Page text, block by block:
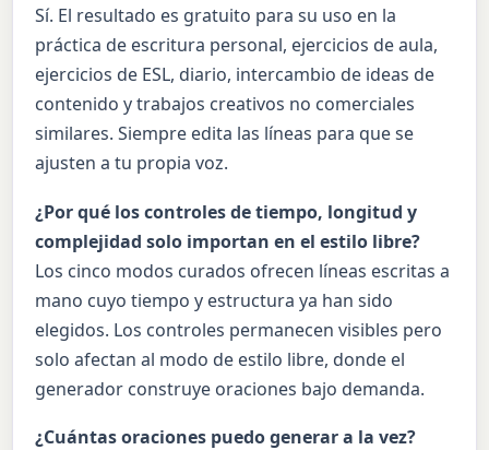
Sí. El resultado es gratuito para su uso en la
práctica de escritura personal, ejercicios de aula,
ejercicios de ESL, diario, intercambio de ideas de
contenido y trabajos creativos no comerciales
similares. Siempre edita las líneas para que se
ajusten a tu propia voz.
¿Por qué los controles de tiempo, longitud y
complejidad solo importan en el estilo libre?
Los cinco modos curados ofrecen líneas escritas a
mano cuyo tiempo y estructura ya han sido
elegidos. Los controles permanecen visibles pero
solo afectan al modo de estilo libre, donde el
generador construye oraciones bajo demanda.
¿Cuántas oraciones puedo generar a la vez?